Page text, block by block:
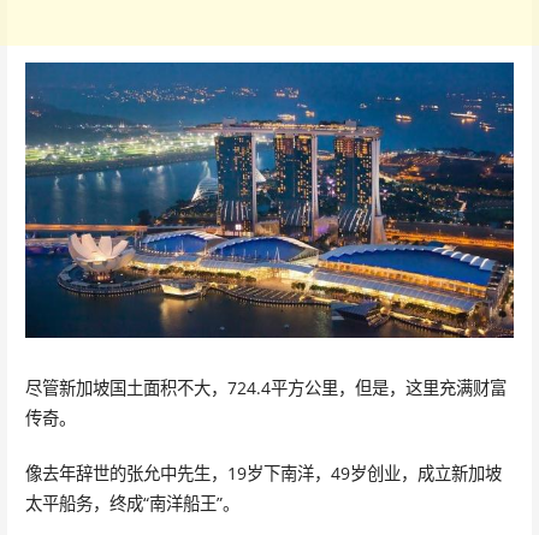
尽管新加坡国土面积不大，724.4平方公里，但是，这里充满财富
传奇。
像去年辞世的张允中先生，19岁下南洋，49岁创业，成立新加坡
太平船务，终成“南洋船王”。